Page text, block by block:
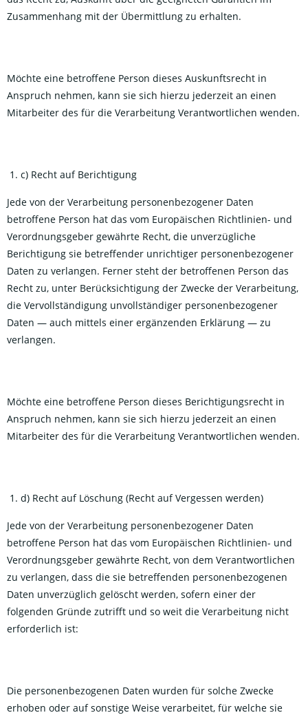
Zusammenhang mit der Übermittlung zu erhalten.
Möchte eine betroffene Person dieses Auskunftsrecht in
Anspruch nehmen, kann sie sich hierzu jederzeit an einen
Mitarbeiter des für die Verarbeitung Verantwortlichen wenden.
c) Recht auf Berichtigung
Jede von der Verarbeitung personenbezogener Daten
betroffene Person hat das vom Europäischen Richtlinien- und
Verordnungsgeber gewährte Recht, die unverzügliche
Berichtigung sie betreffender unrichtiger personenbezogener
Daten zu verlangen. Ferner steht der betroffenen Person das
Recht zu, unter Berücksichtigung der Zwecke der Verarbeitung,
die Vervollständigung unvollständiger personenbezogener
Daten — auch mittels einer ergänzenden Erklärung — zu
verlangen.
Möchte eine betroffene Person dieses Berichtigungsrecht in
Anspruch nehmen, kann sie sich hierzu jederzeit an einen
Mitarbeiter des für die Verarbeitung Verantwortlichen wenden.
d) Recht auf Löschung (Recht auf Vergessen werden)
Jede von der Verarbeitung personenbezogener Daten
betroffene Person hat das vom Europäischen Richtlinien- und
Verordnungsgeber gewährte Recht, von dem Verantwortlichen
zu verlangen, dass die sie betreffenden personenbezogenen
Daten unverzüglich gelöscht werden, sofern einer der
folgenden Gründe zutrifft und so weit die Verarbeitung nicht
erforderlich ist:
Die personenbezogenen Daten wurden für solche Zwecke
erhoben oder auf sonstige Weise verarbeitet, für welche sie